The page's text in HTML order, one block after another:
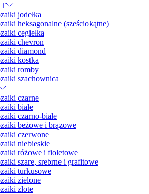
jodełka
heksagonalne (sześciokątne)
cegiełka
chevron
diamond
kostka
romby
szachownica
czarne
białe
czarno-białe
beżowe i brązowe
czerwone
niebieskie
różowe i fioletowe
szare, srebrne i grafitowe
turkusowe
zielone
złote